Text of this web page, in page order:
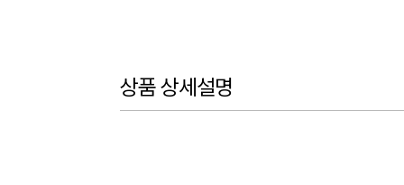
상품 상세설명